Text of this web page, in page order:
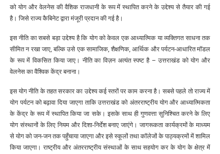
को योग और वेलनेस की वैशिक राजधानी के रूप में स्थापित करने के उद्देश्य से तैयार की गई
है। जिसे राज्य कैबिनेट द्वारा मंजूरी प्रदान की गई है।
इस नीति का सबसे बड़ा उद्देश्य है कि योग को केवल एक आध्यात्मिक या व्यक्तिगत साधना तक
सीमित न रखा जाए, बल्कि उसे एक सामाजिक, शैक्षणिक, आर्थिक और पर्यटन-आधारित मॉडल
के रूप में विकसित किया जाए। नीति का विज़न अत्यंत स्पष्ट है – उत्तराखंड को योग और
वेलनेस का वैश्विक केंद्र बनाना।
इस योग नीति के तहत सरकार का उद्देश्य कई स्तरों पर काम करना है। सबसे पहले तो राज्य में
योग पर्यटन को बढ़ावा दिया जाएगा ताकि उत्तराखंड को अंतरराष्ट्रीय योग और आध्यात्मिकता
के केंद्र के रूप में स्थापित किया जा सके। इसके साथ ही गुणवत्ता सुनिश्चित करने के लिए
योग संस्थानों के लिए नियम और दिशा-निर्देश बनाए जाएंगे। जागरूकता कार्यक्रमों के माध्यम
से योग को जन-जन तक पहुँचाया जाएगा और इसे स्कूलों तथा कॉलेजों के पाठ्यक्रमों में शामिल
किया जाएगा। राष्ट्रीय और अंतरराष्ट्रीय संस्थाओं के साथ सहयोग कर के योग के क्षेत्र में